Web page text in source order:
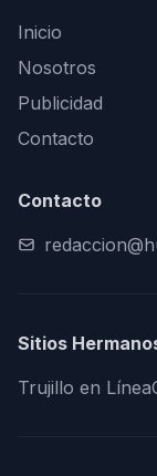
Inicio
Nosotros
Publicidad
Contacto
Contacto
Sitios
Trujillo en Línea